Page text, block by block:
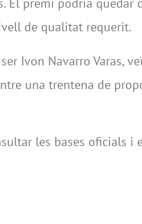
El premi podria quedar
de qualitat requerit.
Ivon Navarro Varas,
una trentena de
les bases oficials i